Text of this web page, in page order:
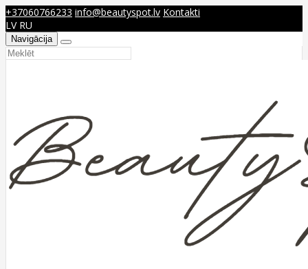
+37060766233 info@beautyspot.lv Kontakti
LV RU
Navigācija